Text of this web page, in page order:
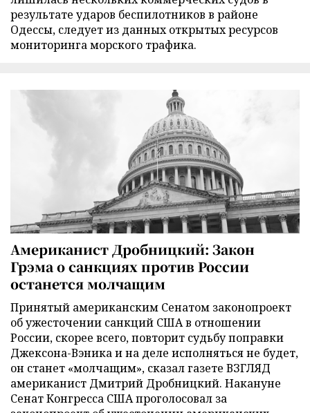
результате ударов беспилотников в районе
Одессы, следует из данных открытых ресурсов
мониторинга морского трафика.
Американист Дробницкий: Закон
Грэма о санкциях против России
останется молчащим
Принятый американским Сенатом законопроект
об ужесточении санкций США в отношении
России, скорее всего, повторит судьбу поправки
Джексона-Вэника и на деле исполняться не будет,
он станет «молчащим», сказал газете ВЗГЛЯД
американист Дмитрий Дробницкий. Накануне
Сенат Конгресса США проголосовал за